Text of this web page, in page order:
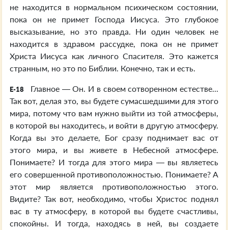
не находится в нормальном психическом состоянии,
пока он не примет Господа Иисуса. Это глубокое
высказывание, но это правда. Ни один человек не
находится в здравом рассудке, пока он не примет
Христа Иисуса как личного Спасителя. Это кажется
странным, но это по Библии. Конечно, так и есть.
E-18
Главное — Он. И в своем сотворенном естестве...
Так вот, делая это, вы будете сумасшедшими для этого
мира, потому что вам нужно выйти из той атмосферы,
в которой вы находитесь, и войти в другую атмосферу.
Когда вы это делаете, Бог сразу поднимает вас от
этого мира, и вы живете в Небесной атмосфере.
Понимаете? И тогда для этого мира — вы являетесь
его совершенной противоположностью. Понимаете? А
этот мир является противоположностью этого.
Видите? Так вот, необходимо, чтобы Христос поднял
вас в ту атмосферу, в которой вы будете счастливы,
спокойны. И тогда, находясь в ней, вы создаете